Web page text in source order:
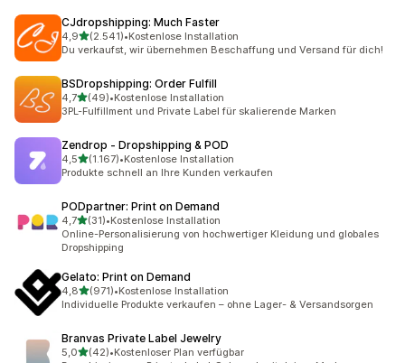
CJdropshipping: Much Faster
4,9von 5 Sternen
(2.541)
2541 Rezensionen insgesamt
•Kostenlose Installation
Du verkaufst, wir übernehmen Beschaffung und Versand für dich!
BSDropshipping: Order Fulfill
4,7von 5 Sternen
(49)
49 Rezensionen insgesamt
•Kostenlose Installation
3PL-Fulfillment und Private Label für skalierende Marken
Zendrop ‑ Dropshipping & POD
4,5von 5 Sternen
(1.167)
1167 Rezensionen insgesamt
•Kostenlose Installation
Produkte schnell an Ihre Kunden verkaufen
PODpartner: Print on Demand
4,7von 5 Sternen
(31)
31 Rezensionen insgesamt
•Kostenlose Installation
Online-Personalisierung von hochwertiger Kleidung und globales
Dropshipping
Gelato: Print on Demand
4,8von 5 Sternen
(971)
971 Rezensionen insgesamt
•Kostenlose Installation
Individuelle Produkte verkaufen – ohne Lager- & Versandsorgen
Branvas Private Label Jewelry
5,0von 5 Sternen
(42)
42 Rezensionen insgesamt
•Kostenloser Plan verfügbar